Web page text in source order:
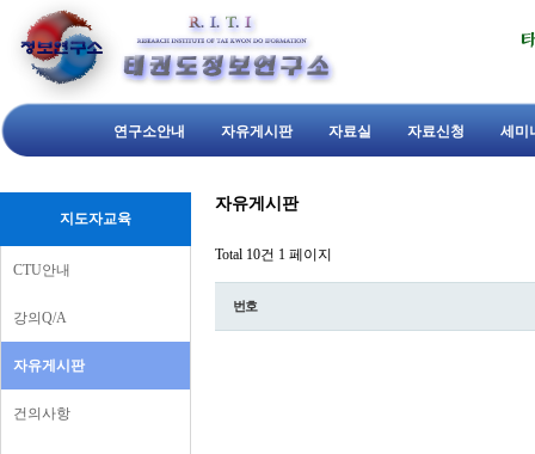
연구소안내 자유게시판 자료실 자료신청 세미
지도자교육
CTU안내
강의Q/A
자유게시판
건의사항
자유게시판
Total 10건 1 페이지
번호